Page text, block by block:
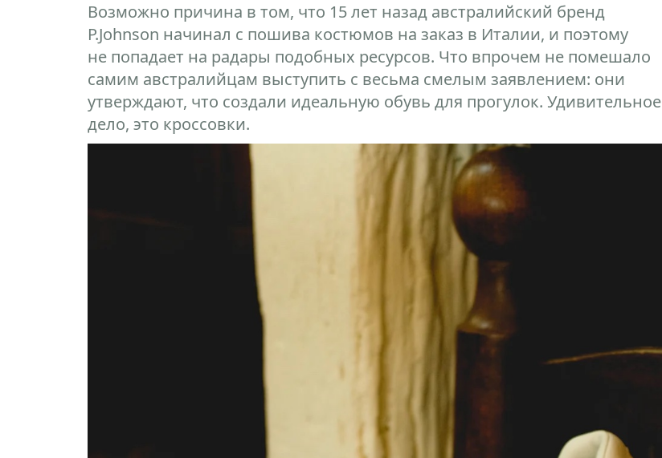
Возможно причина в том, что 15 лет назад австралийский бренд
P.Johnson начинал с пошива костюмов на заказ в Италии, и поэтому
не попадает на радары подобных ресурсов. Что впрочем не помешало
самим австралийцам выступить с весьма смелым заявлением: они
утверждают, что создали идеальную обувь для прогулок. Удивительное
дело, это кроссовки.